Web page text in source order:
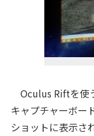
Oculus Riftを使
キャプチャーボー
ショットに表示さ